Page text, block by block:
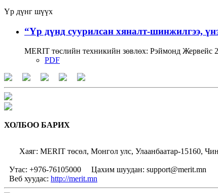
Үр дүнг шүүх
“Үр дүнд суурилсан хяналт-шинжилгээ,
MERIT төслийн техникийн зөвлөх: Рэймонд Жервейс
PDF
ХОЛБОО БАРИХ
Хаяг: MERIT төсөл, Монгол улс, Улаанбаатар-15160,
Утас: +976-76105000
Цахим шуудан: support@merit.mn
Веб хуудас: http://merit.mn